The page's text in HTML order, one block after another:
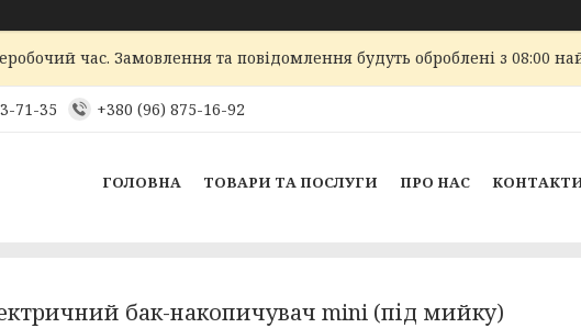
час. Замовлення та повідомлення будуть оброблені з 08:00
71-35 +380 (96) 875-16-92
ГОЛОВНА ТОВАРИ ТА ПОСЛУГИ ПРО НАС
бак-накопичувач mini (під мийку)